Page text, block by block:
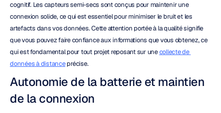
cognitif. Les capteurs semi-secs sont conçus pour maintenir une
connexion solide, ce qui est essentiel pour minimiser le bruit et les
artefacts dans vos données. Cette attention portée à la qualité signifie
que vous pouvez faire confiance aux informations que vous obtenez, ce
qui est fondamental pour tout projet reposant sur une collecte de
données à distance précise.
Autonomie de la batterie et maintien
de la connexion